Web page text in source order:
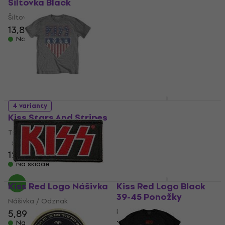
Šiltovka
13,80 €
Na sklade
4 varianty
Kiss Stars And Stripes
Tričko
5
12,20 €12,70 €
Na sklade
Kiss Red Logo Nášivka
Nášivka / Odznak
5,89 €
Na sklade
Kiss Red Logo Black
39-45 Ponožky
Ponožky